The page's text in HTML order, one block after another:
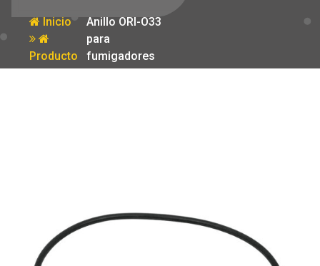
Inicio
Producto
Anillo ORI-O33
para
fumigadores
FUM-12 16 Y